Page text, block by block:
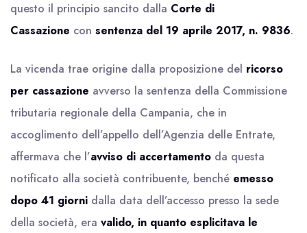
questo il principio sancito dalla Corte di
Cassazione con sentenza del 19 aprile 2017, n. 9836.
La vicenda trae origine dalla proposizione del ricorso
per cassazione avverso la sentenza della Commissione
tributaria regionale della Campania, che in
accoglimento dell’appello dell’Agenzia delle Entrate,
affermava che l’avviso di accertamento da questa
notificato alla società contribuente, benché emesso
dopo 41 giorni dalla data dell’accesso presso la sede
della società, era valido, in quanto esplicitava le